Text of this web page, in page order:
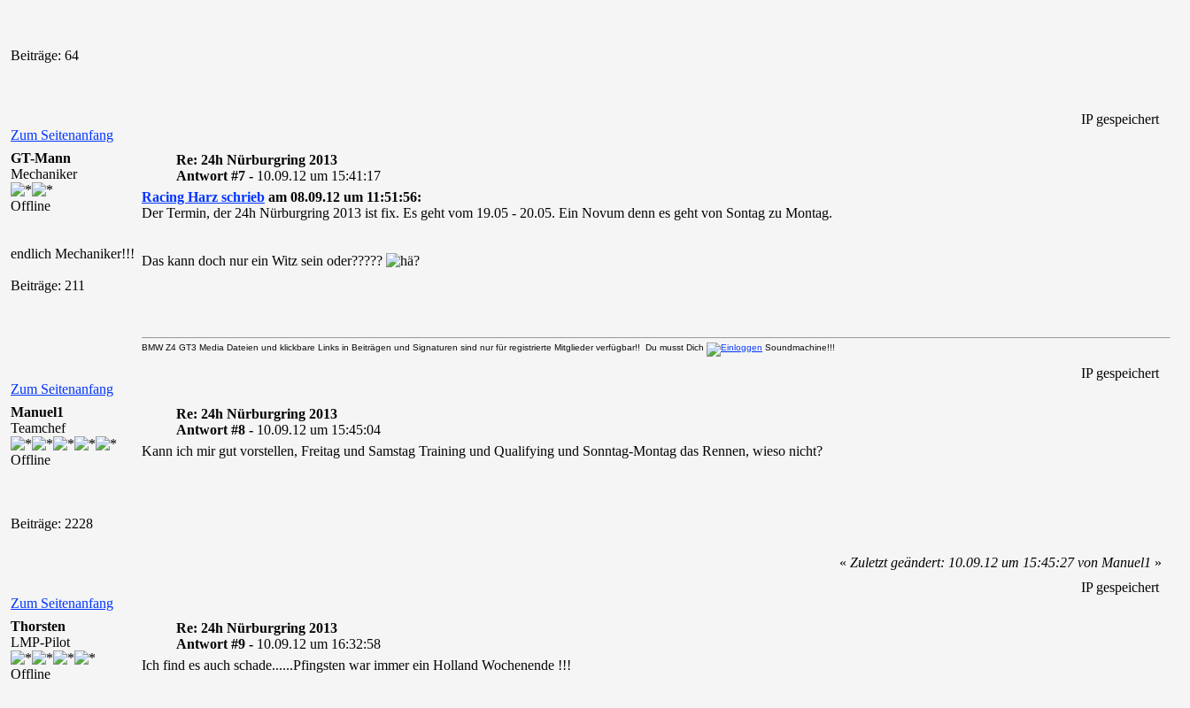
Beiträge: 64
Zum Seitenanfang
IP gespeichert
GT-Mann
Mechaniker
Offline
endlich Mechaniker!!!
Beiträge: 211
Re: 24h Nürburgring 2013
Antwort #7 - 10.09.12 um 15:41:17
Racing Harz schrieb am 08.09.12 um 11:51:56:
Der Termin, der 24h Nürburgring 2013 ist fix. Es geht vom 19.05 - 20.05. Ein Novum denn es geht von Sontag zu Montag.
Das kann doch nur ein Witz sein oder?????
Zum Seitenanfang
BMW Z4 GT3 Media Dateien und klickbare Links in Beiträgen und Signaturen sind nur für registrierte Mitglieder verfügbar!! Du musst Dich Soundmachine!!!
IP gespeichert
Manuel1
Teamchef
Offline
Beiträge: 2228
Re: 24h Nürburgring 2013
Antwort #8 - 10.09.12 um 15:45:04
Kann ich mir gut vorstellen, Freitag und Samstag Training und Qualifying und Sonntag-Montag das Rennen, wieso nicht?
Zum Seitenanfang
«Zuletzt geändert: 10.09.12 um 15:45:27 von Manuel1 »
IP gespeichert
Thorsten
LMP-Pilot
Offline
Re: 24h Nürburgring 2013
Antwort #9 - 10.09.12 um 16:32:58
Ich find es auch schade......Pfingsten war immer ein Holland Wochenende !!!